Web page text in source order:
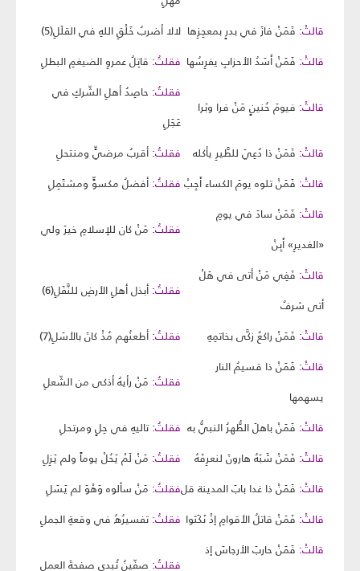
قالتْ: فَمَنْ فازَ في بدرٍ بمعجِزِها لالا أضربُ خَلْقِ اللهِ في القلَلِ(5)
قالتْ: فَمَنْ أَسَدُ الأحزابِ يفرِسُها فقلتُ: قاتِلُ عمروِ الضيغمِ البطلِ
قالتْ: فيومَ حُنينٍ مَنْ فرا وبَرا
فقلتُ: حاصِدُ أهلِ الشّركِ في
عَجَلِ
قالتْ: فَمَنْ ذا دُعِيَ للطَّيرِ يأكله فقلتُ: أقربُ مرضيٍّ ومنتحلِ
قالتْ: فَمَنْ تلوه يومَ الكساء أَجِبْ فقلتُ: أفضلُ مكسوٍّ ومشتَمِلِ
قالتْ: فَمَنْ سادَ في يومِ
«الغديرِ» أَبِنْ
فقلتُ: مَنْ كان للإسلامِ خيرَ ولي
قالتْ: فَفِي مَنْ أتى في هَلْ
أتى شرفٌ
فقلتُ: أبذل أهلِ الأرضِ للنَّفَلِ(6)
قالتْ: فَمَنْ راكعٌ زكَّى بخاتمِهِ فقلتُ: أطعنُهم مُذْ كانَ بالأسَلِ(7)
قالتْ: فَمَنْ ذا قسيمُ النار
يسهمها
فقلتُ: مَنْ رأيهُ أذكى من الشّعلِ
قالتْ: فَمَنْ باهلَ الطُّهرُ النبيُّ به فقلتُ: تاليهِ في حِلٍ ومرتحلِ
قالتْ: فَمَنْ شَبَهُ هارونَ لنعرِفَهُ فقلتُ: مَنْ لَمْ يَحُلْ يوماً ولم يَزِلِ
قالتْ: فَمَنْ ذا غدا بابَ المدينة قلفقلتُ: مَنْ سألوه وَهْوَ لم يَسَلِ
قالتْ: فَمَنْ قاتلُ الأقوامِ إذْ نَكَثوا فقلتُ: تفسيرُهُ في وقعةِ الجملِ
قالتْ: فَمَنْ حاربَ الأرجاسَ إذ
فقلتُ: صفّينُ تُبدي صفحةَ العملِ